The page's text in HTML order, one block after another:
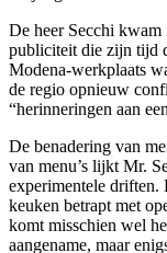
De heer Secchi kwam
publiciteit die zijn tijd
Modena-werkplaats
de regio opnieuw
“herinneringen aan
De benadering van
van menu’s lijkt Mr.
experimentele
keuken betrapt met
komt misschien wel
aangename, maar